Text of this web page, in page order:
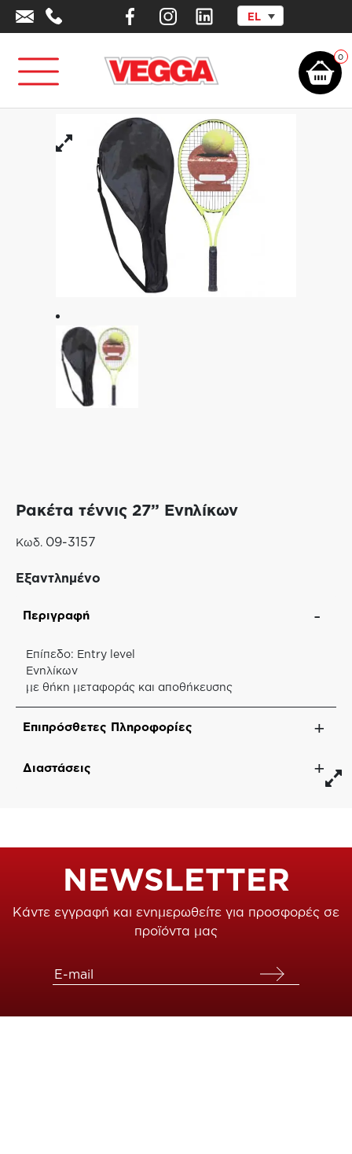
EL
0
Αρχική σελίδα
Αθλητικά Είδη -
Ρακέτα τέννις 27” Ενηλίκων
Κωδ. 09-3157
Εξαντλημένο
Περιγραφή
Επίπεδο: Entry level
Ενηλίκων
με θήκη μεταφοράς και αποθήκευσης
Επιπρόσθετες Πληροφορίες
Διαστάσεις
NEWSLETTER
Κάντε εγγραφή και ενημερωθείτε για προσφορές σε
προϊόντα μας